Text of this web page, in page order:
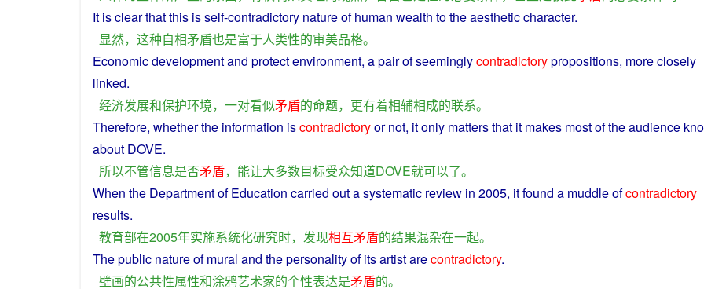
It isclearthatthis is self-contradictory natureof human wealth to theaestheticcharacter.
显然， 这种自相矛盾也是富于人类性的审美品格。
Economicdevelopmentand protectenvironment, a pairofseeminglycontradictorypropositions, moreclosely
linked.
经济发展和保护环境， 一对看似矛盾的命题， 更有着相辅相成的联系。
Therefore, whetherthe information iscontradictoryor not, it only matters that it makes mostof theaudience
about DOVE.
所以不管信息是否矛盾， 能让大多数目标受众知道DOVE就可以了。
When the DepartmentofEducation carried out asystematic review in 2005, itfound a muddle ofcontradictory
results.
教育部在2005年实施系统化研究时， 发现相互矛盾的结果混杂在一起。
Thepublic natureof mural and thepersonalityof itsartistarecontradictory.
壁画的公共性属性和涂鸦艺术家的个性表达是矛盾的。